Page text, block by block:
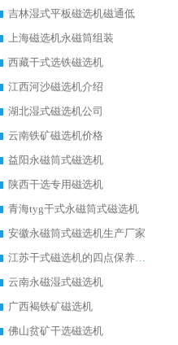
吉林湿式平板磁选机磁通低
上海磁选机永磁筒组装
西藏干式选铁磁选机
江西河沙磁选机介绍
湖北湿式磁选机公司
云南铁矿磁选机价格
益阳永磁筒式磁选机
陕西干选专用磁选机
青海tyg干式永磁筒式磁选机
安徽永磁筒式磁选机生产厂家
江苏干式磁选机的四点保养秘籍
云南永磁湿式磁选机
广西褐铁矿磁选机
佛山贫矿干选磁选机